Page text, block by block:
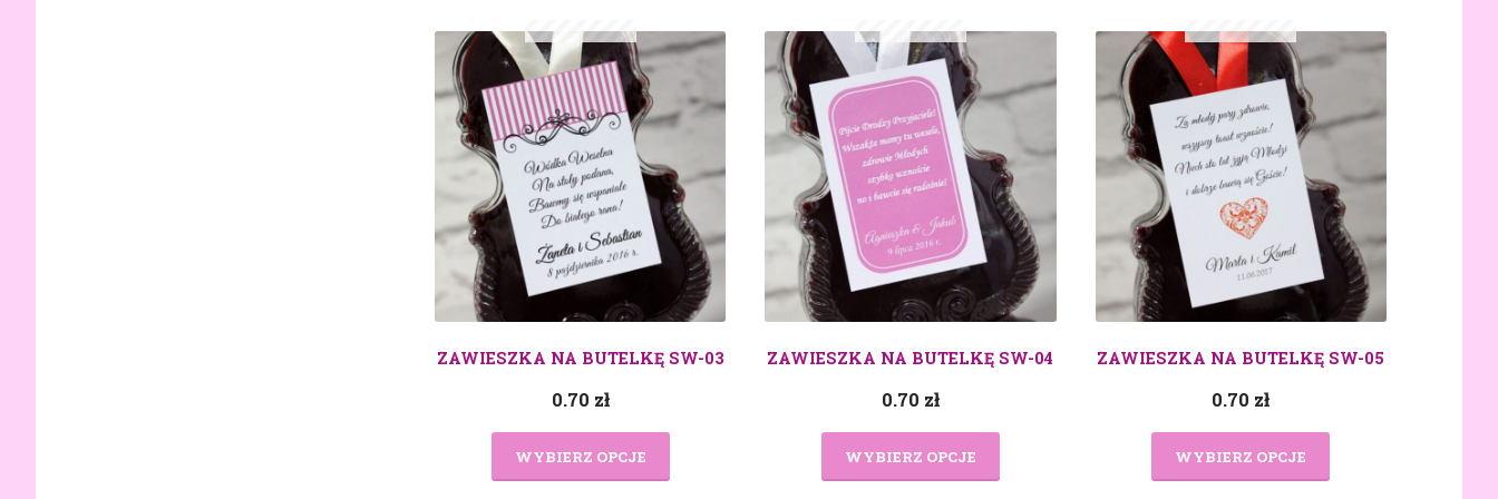
ZAWIESZKA NA BUTELKĘ SW-03
0.70 zł
WYBIERZ OPCJE
ZAWIESZKA NA BUTELKĘ SW-04
0.70 zł
WYBIERZ OPCJE
ZAWIESZKA NA BUTELKĘ SW-05
0.70 zł
WYBIERZ OPCJE